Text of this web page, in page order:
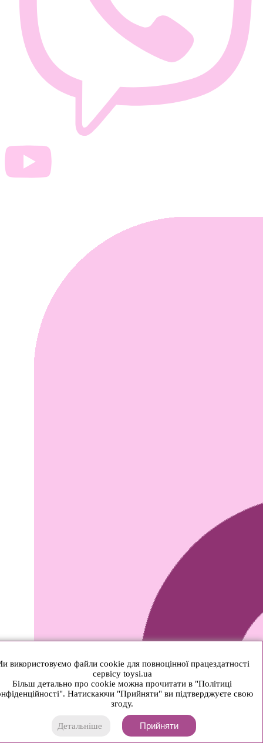
використовуємо файли cookie для повноцінної працездатності
сервісу toysi.ua
Більш детально про cookie можна прочитати в "Політиці
Натискаючи "Прийняти" ви підтверджуєте свою
згоду.
Детальніше Прийняти